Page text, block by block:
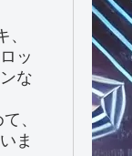
ッ
な
、
ま